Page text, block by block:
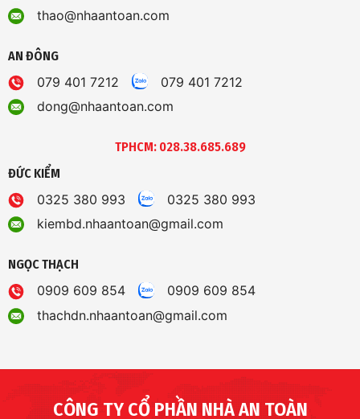
thao@nhaantoan.com
AN ĐÔNG
079 401 7212
079 401 7212
dong@nhaantoan.com
TPHCM: 028.38.685.689
ĐỨC KIỂM
0325 380 993
0325 380 993
kiembd.nhaantoan@gmail.com
NGỌC THẠCH
0909 609 854
0909 609 854
thachdn.nhaantoan@gmail.com
CÔNG TY CỔ PHẦN NHÀ AN TOÀN